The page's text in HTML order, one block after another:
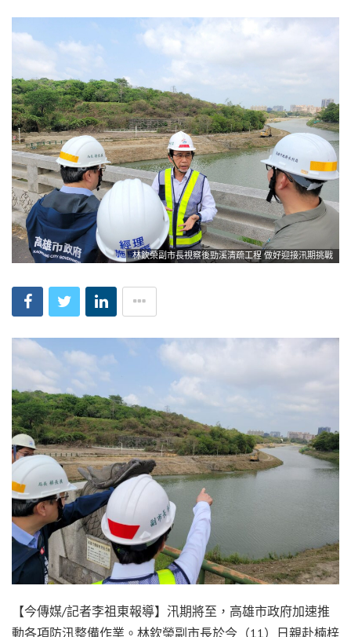
林欽榮副市長視察後勁溪清疏工程 做好迎接汛期挑戰
【今傳媒/記者李祖東報導】汛期將至，高雄市政府加速推
動各項防汛整備作業。林欽榮副市長於今（11）日親赴楠梓